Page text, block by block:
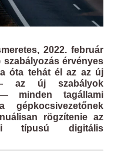
2022. február
érvényes
óta tehát él az az új
az új szabályok
minden tagállami
gépkocsivezetőnek
rögzítenie az
típusú digitális